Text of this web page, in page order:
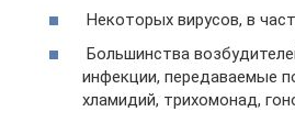
Некоторых вирусов, в
Большинства
инфекции, передаваемые
хламидий, трихомонад,